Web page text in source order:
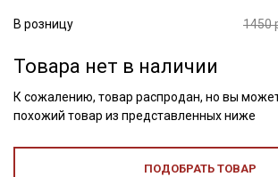
В розницу 1450
Товара нет в наличии
К сожалению, товар распродан, но вы
похожий товар из представленных ниже
ПОДОБРАТЬ ТОВАР